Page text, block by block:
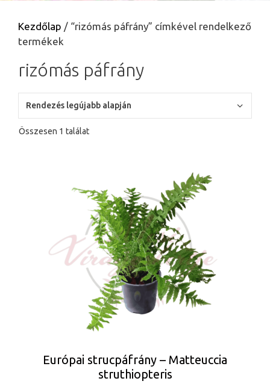
Kezdőlap / “rizómás páfrány” címkével rendelkező
termékek
rizómás páfrány
Összesen 1 találat
Európai strucpáfrány – Matteuccia
struthiopteris